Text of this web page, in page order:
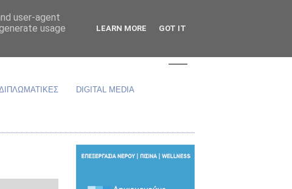
DIGITAL MEDIA
user-agent
usage
LEARN MORE GOT IT